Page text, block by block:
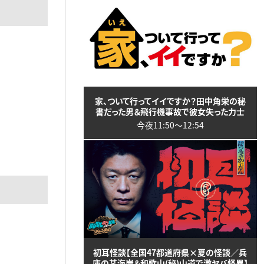
家、ついて行ってイイですか？田中角栄の秘
書だった男＆飛行機事故で彼女失った力士
今夜11:50〜12:54
初耳怪談【全国47都道府県×夏の怪談／兵